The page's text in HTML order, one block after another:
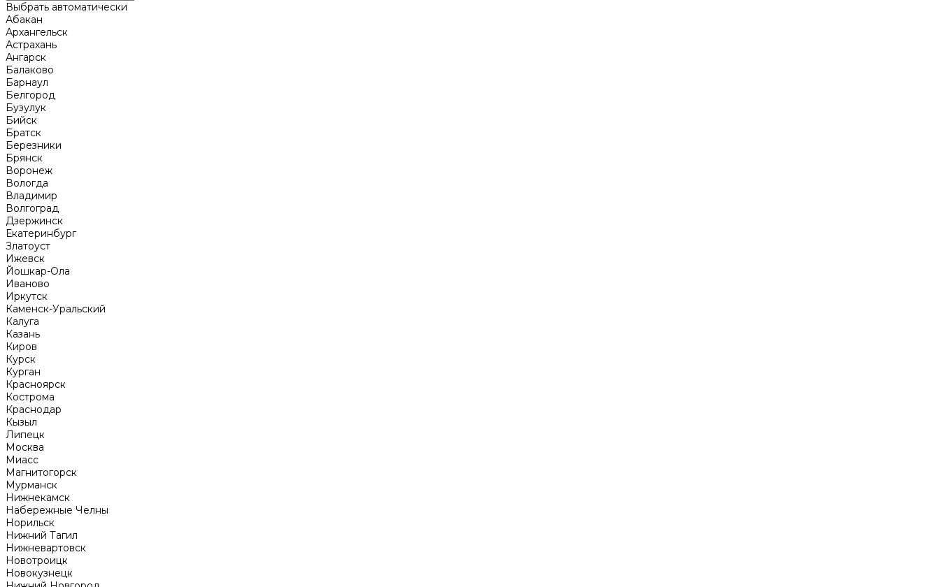
Выбрать автоматически
Абакан
Архангельск
Астрахань
Ангарск
Балаково
Барнаул
Белгород
Бузулук
Бийск
Братск
Березники
Брянск
Воронеж
Вологда
Владимир
Волгоград
Дзержинск
Екатеринбург
Златоуст
Ижевск
Йошкар-Ола
Иваново
Иркутск
Каменск-Уральский
Калуга
Казань
Киров
Курск
Курган
Красноярск
Кострома
Краснодар
Кызыл
Липецк
Москва
Миасс
Магнитогорск
Мурманск
Нижнекамск
Набережные Челны
Норильск
Нижний Тагил
Нижневартовск
Новотроицк
Новокузнецк